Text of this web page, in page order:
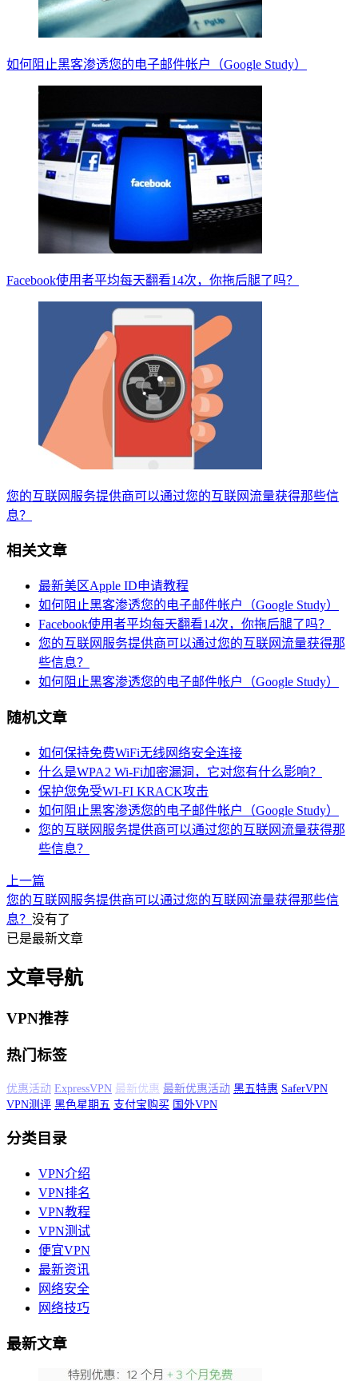
如何阻止黑客渗透您的电子邮件帐户（Google Study）
Facebook使用者平均每天翻看14次，你拖后腿了吗？
您的互联网服务提供商可以通过您的互联网流量获得那些信
息？
相关文章
最新美区Apple ID申请教程
如何阻止黑客渗透您的电子邮件帐户（Google Study）
Facebook使用者平均每天翻看14次，你拖后腿了吗？
您的互联网服务提供商可以通过您的互联网流量获得那
些信息？
如何阻止黑客渗透您的电子邮件帐户（Google Study）
随机文章
如何保持免费WiFi无线网络安全连接
什么是WPA2 Wi-Fi加密漏洞，它对您有什么影响？
保护您免受WI-FI KRACK攻击
如何阻止黑客渗透您的电子邮件帐户（Google Study）
您的互联网服务提供商可以通过您的互联网流量获得那
些信息？
上一篇
您的互联网服务提供商可以通过您的互联网流量获得那些信
息？ 没有了
已是最新文章
文章导航
VPN推荐
热门标签
L2TP隧道 Android VPN设置 网络星期一 最新优惠活动 黑五特惠
SaferVPN VPN测评 黑色星期五 支付宝购买
分类目录
VPN介绍
VPN排名
VPN教程
VPN测试
便宜VPN
最新资讯
网络安全
网络技巧
最新文章